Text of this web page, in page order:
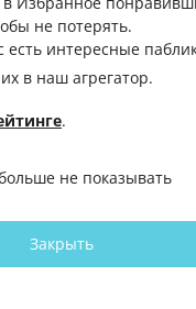
не потерять.
есть интересные
в наш агрегатор.
.
не показывать
Закрыть